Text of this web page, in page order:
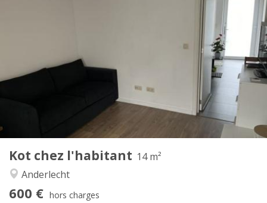
Kot chez l'habitant 14 m²
Anderlecht
600 € hors charges
Infos Pratiques
Loyer:
600 €
Charges:
50 €
Durée:
12 mois, 11 mois, 10 mois
Domiciliation:
Non
Aménagement
Salle de bain:
Privée
Cuisine:
Commune
Superficie:
14 m
Pièces privées: